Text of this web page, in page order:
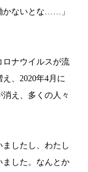
かないとな……」
ロナウイルスが流
、2020年4月に
え、多くの人々
ましたし、わたし
ました。なんとか